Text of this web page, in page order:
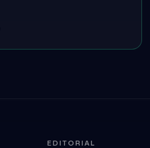
EDITORIAL